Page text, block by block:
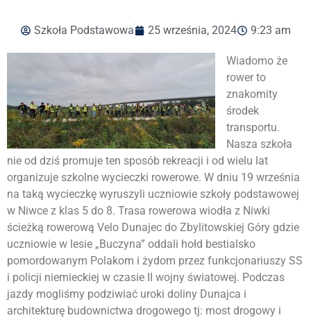
Szkoła Podstawowa 25 września, 2024 9:23 am
Wiadomo że
rower to
znakomity
środek
transportu.
Nasza szkoła
nie od dziś promuje ten sposób rekreacji i od wielu lat
organizuje szkolne wycieczki rowerowe. W dniu 19 września
na taką wycieczkę wyruszyli uczniowie szkoły podstawowej
w Niwce z klas 5 do 8. Trasa rowerowa wiodła z Niwki
ścieżką rowerową Velo Dunajec do Zbylitowskiej Góry gdzie
uczniowie w lesie „Buczyna” oddali hołd bestialsko
pomordowanym Polakom i żydom przez funkcjonariuszy SS
i policji niemieckiej w czasie II wojny światowej. Podczas
jazdy mogliśmy podziwiać uroki doliny Dunajca i
architekturę budownictwa drogowego tj: most drogowy i